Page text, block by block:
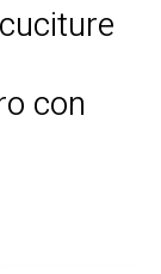
con